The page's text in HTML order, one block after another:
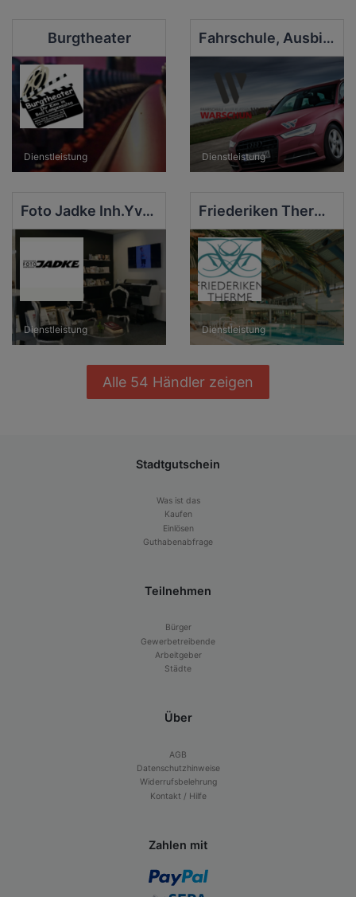
Burgtheater
Dienstleistung
Fahrschule, Ausbildungsstätte und Busunternehmen Warschun GmbH
Dienstleistung
Foto Jadke Inh.Yvonne Jadke-Werner
Dienstleistung
Friederiken Therme Bad Langensalza
Dienstleistung
Alle 54 Händler zeigen
Stadtgutschein
Was ist das
Kaufen
Einlösen
Guthabenabfrage
Teilnehmen
Bürger
Gewerbetreibende
Arbeitgeber
Städte
Über
AGB
Datenschutzhinweise
Widerrufsbelehrung
Kontakt / Hilfe
Zahlen mit